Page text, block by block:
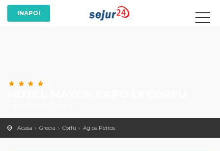
Acasa Grecia Corfu Agios Petros